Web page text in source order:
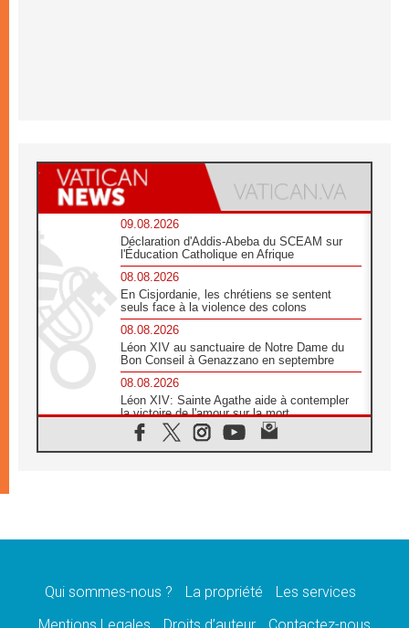
09.08.2026
Déclaration d'Addis-Abeba du SCEAM sur
l'Éducation Catholique en Afrique
08.08.2026
En Cisjordanie, les chrétiens se sentent
seuls face à la violence des colons
08.08.2026
Léon XIV au sanctuaire de Notre Dame du
Bon Conseil à Genazzano en septembre
08.08.2026
Léon XIV: Sainte Agathe aide à contempler
la victoire de l'amour sur la mort
08.08.2026
«Relancer l'empathie», le projet Triennal d'art
08.08.2026
07.08.2026
Calapan devient un diocèse
Qui sommes-nous ? La propriété
Les services